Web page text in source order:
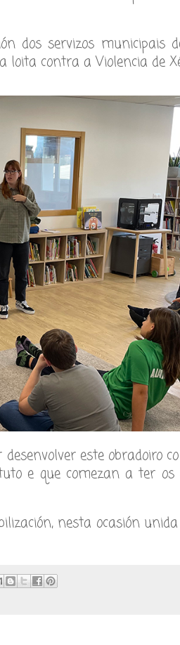
dos servizos municipais
contra a Violencia de
este obradoiro
e que comezan a ter os
nesta ocasión